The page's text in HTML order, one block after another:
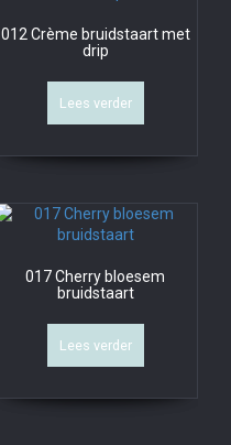
012 Crème bruidstaart met
drip
Lees verder
017 Cherry bloesem
bruidstaart
Lees verder